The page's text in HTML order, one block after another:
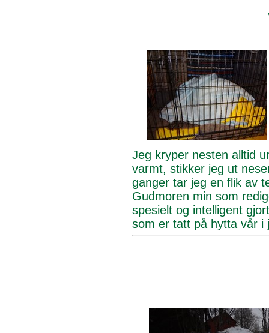
Jeg kryper nesten alltid
varmt, stikker jeg ut
ganger tar jeg en flik av
Gudmoren min som
spesielt og intelligent
som er tatt på hytta vår i